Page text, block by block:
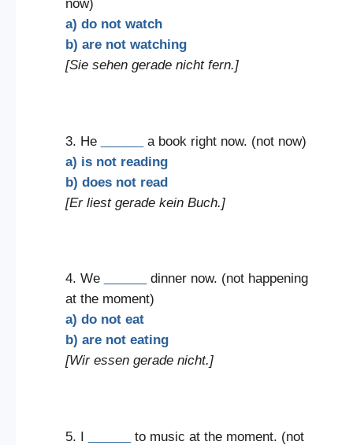
now)
a) do not watch
b) are not watching
[Sie sehen gerade nicht fern.]
3. He
a book right now. (not now)
a) is not reading
b) does not read
[Er liest gerade kein Buch.]
4. We
dinner now. (not happening
at the moment)
a) do not eat
b) are not eating
[Wir essen gerade nicht.]
5. I
to music at the moment. (not